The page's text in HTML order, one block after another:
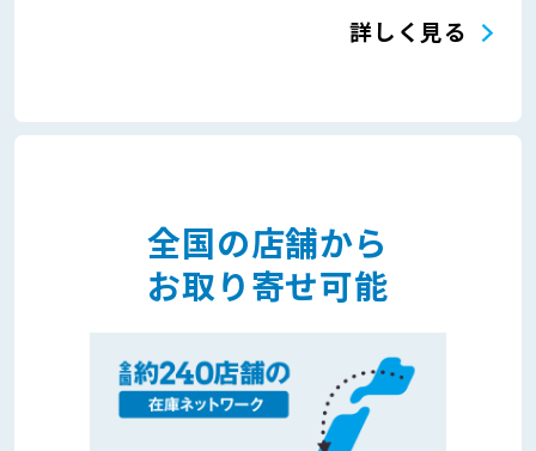
詳しく見る
全国の店舗から
お取り寄せ可能